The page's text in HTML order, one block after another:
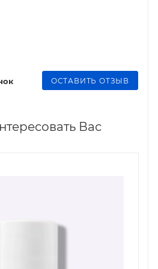
ОСТАВИТЬ ОТЗЫВ
Вас